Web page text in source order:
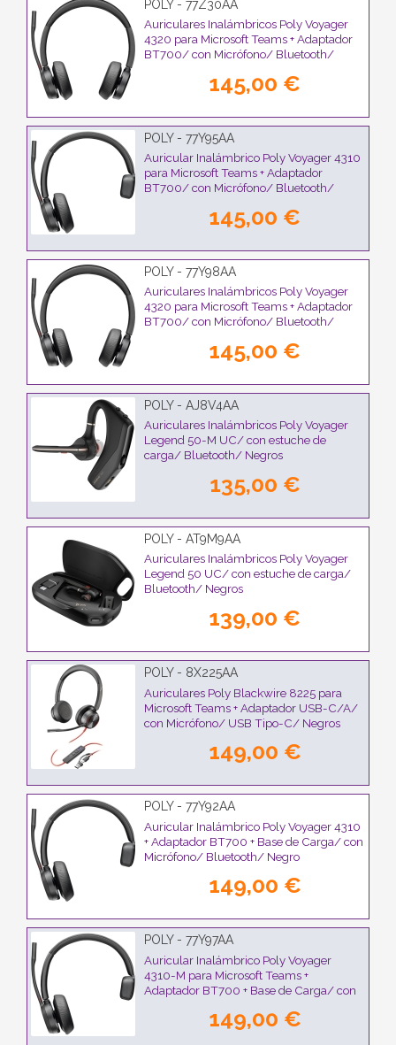
POLY - 77Z30AA
Auriculares Inalámbricos Poly Voyager
4320 para Microsoft Teams + Adaptador
BT700/ con Micrófono/ Bluetooth/
145,00 €
POLY - 77Y95AA
Auricular Inalámbrico Poly Voyager 4310
para Microsoft Teams + Adaptador
BT700/ con Micrófono/ Bluetooth/
145,00 €
POLY - 77Y98AA
Auriculares Inalámbricos Poly Voyager
4320 para Microsoft Teams + Adaptador
BT700/ con Micrófono/ Bluetooth/
145,00 €
POLY - AJ8V4AA
Auriculares Inalámbricos Poly Voyager
Legend 50-M UC/ con estuche de
carga/ Bluetooth/ Negros
135,00 €
POLY - AT9M9AA
Auriculares Inalámbricos Poly Voyager
Legend 50 UC/ con estuche de carga/
Bluetooth/ Negros
139,00 €
POLY - 8X225AA
Auriculares Poly Blackwire 8225 para
Microsoft Teams + Adaptador USB-C/A/
con Micrófono/ USB Tipo-C/ Negros
149,00 €
POLY - 77Y92AA
Auricular Inalámbrico Poly Voyager 4310
+ Adaptador BT700 + Base de Carga/ con
Micrófono/ Bluetooth/ Negro
149,00 €
POLY - 77Y97AA
Auricular Inalámbrico Poly Voyager
4310-M para Microsoft Teams +
Adaptador BT700 + Base de Carga/ con
149,00 €